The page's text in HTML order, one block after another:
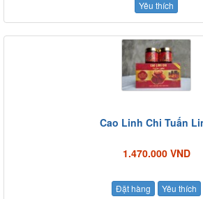
Yêu thích
Cao Linh Chi Tuấn
1.470.000 VND
Đặt hàng Yêu thích